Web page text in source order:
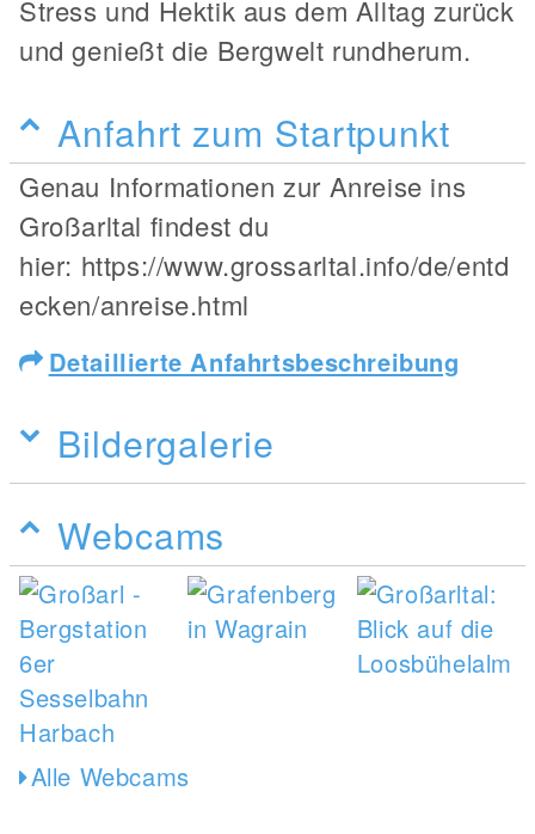
Stress und Hektik aus dem Alltag zurück
und genießt die Bergwelt rundherum.
Anfahrt zum Startpunkt
Genau Informationen zur Anreise ins
Großarltal findest du
hier: https://www.grossarltal.info/de/entd
ecken/anreise.html
Detaillierte Anfahrtsbeschreibung
Bildergalerie
Webcams
Alle Webcams